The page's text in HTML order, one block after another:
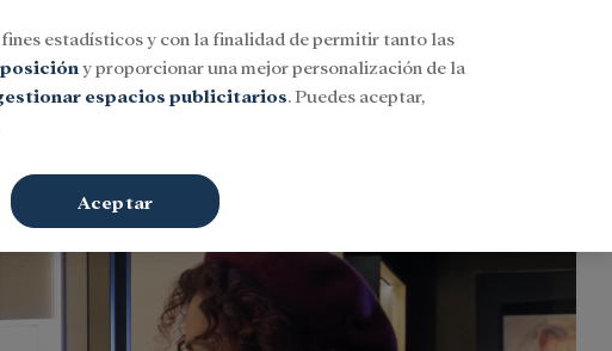
Iniciar sesión Buscar
estadísticos y con la finalidad de permitir tanto las
y proporcionar una mejor personalización de la
espacios publicitarios. Puedes aceptar,
Aceptar